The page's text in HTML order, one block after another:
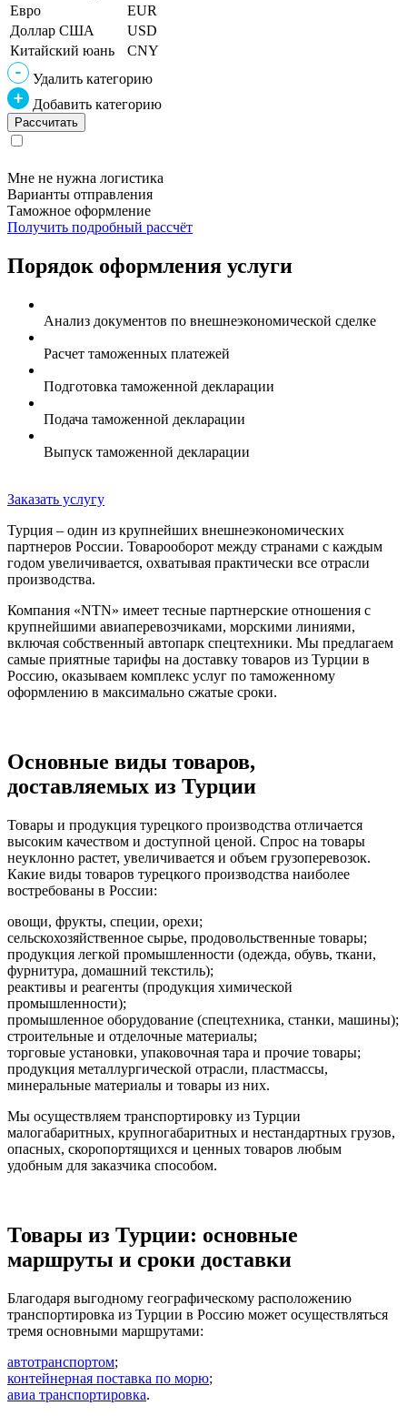
Евро
EUR
Доллар США
USD
Китайский юань
CNY
Удалить категорию
Добавить категорию
Мне не нужна логистика
Варианты отправления
Таможное оформление
Получить подробный рассчёт
Порядок оформления услуги
Анализ документов по внешнеэкономической сделке
Расчет таможенных платежей
Подготовка таможенной декларации
Подача таможенной декларации
Выпуск таможенной декларации
Заказать услугу
Турция – один из крупнейших внешнеэкономических
партнеров России. Товарооборот между странами с каждым
годом увеличивается, охватывая практически все отрасли
производства.
Компания «NTN» имеет тесные партнерские отношения с
крупнейшими авиаперевозчиками, морскими линиями,
включая собственный автопарк спецтехники. Мы предлагаем
самые приятные тарифы на доставку товаров из Турции в
Россию, оказываем комплекс услуг по таможенному
оформлению в максимально сжатые сроки.
Основные виды товаров,
доставляемых из Турции
Товары и продукция турецкого производства отличается
высоким качеством и доступной ценой. Спрос на товары
неуклонно растет, увеличивается и объем грузоперевозок.
Какие виды товаров турецкого производства наиболее
востребованы в России:
овощи, фрукты, специи, орехи;
сельскохозяйственное сырье, продовольственные товары;
продукция легкой промышленности (одежда, обувь, ткани,
фурнитура, домашний текстиль);
реактивы и реагенты (продукция химической
промышленности);
промышленное оборудование (спецтехника, станки, машины);
строительные и отделочные материалы;
торговые установки, упаковочная тара и прочие товары;
продукция металлургической отрасли, пластмассы,
минеральные материалы и товары из них.
Мы осуществляем транспортировку из Турции
малогабаритных, крупногабаритных и нестандартных грузов,
опасных, скоропортящихся и ценных товаров любым
удобным для заказчика способом.
Товары из Турции: основные
маршруты и сроки доставки
Благодаря выгодному географическому расположению
транспортировка из Турции в Россию может осуществляться
тремя основными маршрутами:
автотранспортом;
контейнерная поставка по морю;
авиа транспортировка.